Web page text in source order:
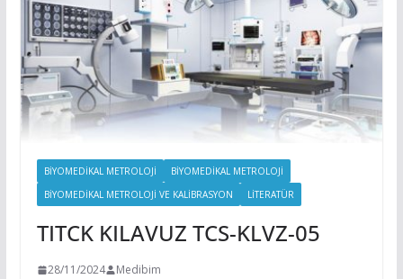
BİYOMEDİKAL METROLOJİ
BIYOMEDIKAL METROLOJI
BIYOMEDIKAL METROLOJI VE KALIBRASYON
LITERATÜR
TITCK KILAVUZ TCS-KLVZ-05
28/11/2024 Medibim